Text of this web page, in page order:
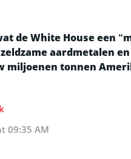
de White House een
aardmetalen
tonnen
09:35 AM